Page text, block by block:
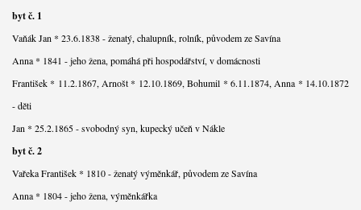
byt č. 1
Vaňák Jan * 23.6.1838 - ženatý, chalupník, rolník, původem ze Savína
Anna * 1841 - jeho žena, pomáhá při hospodářství, v domácnosti
František * 11.2.1867, Arnošt * 12.10.1869, Bohumil * 6.11.1874, Anna * 14.10.1872
- děti
Jan * 25.2.1865 - svobodný syn, kupecký učeň v Nákle
byt č. 2
Vařeka František * 1810 - ženatý výměnkář, původem ze Savína
Anna * 1804 - jeho žena, výměnkářka